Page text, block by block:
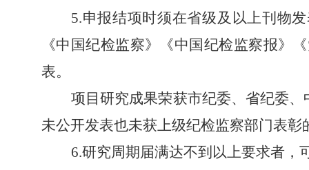
5.申报结项时须在省级及以上刊物
《中国纪检监察》《中国纪检监察报》
表。
项目研究成果荣获市纪委、省纪委
未公开发表也未获上级纪检监察部门表
6.研究周期届满达不到以上要求者，